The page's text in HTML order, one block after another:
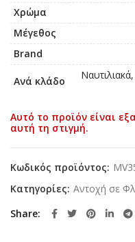
Χρώμα
Μέγεθος
Brand
Ανά κλάδο
Αυτό το προϊόν είναι
αυτή τη στιγμή.
Κωδικός προϊόντος:
Κατηγορίες: Αντοχή σε
Share